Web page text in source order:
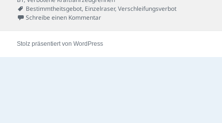
Schlagwörter
Bestimmtheitsgebot, Einzelraser,Verschleifungsverbot
Schreibe einen Kommentarzu Bestimmt-verfassungsgemäß-Fall
Stolz präsentiert von WordPress